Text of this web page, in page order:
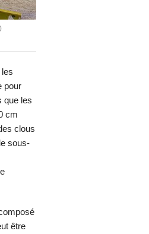
pour
que les
cm
clous
sous-
être